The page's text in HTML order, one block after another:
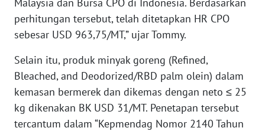
perhitungan tersebut, telah ditetapkan HR CPO
sebesar USD 963,75/MT,” ujar Tommy.
Selain itu, produk minyak goreng (Refined,
Bleached, and Deodorized/RBD palm olein) dalam
kemasan bermerek dan dikemas dengan neto ≤ 25
kg dikenakan BK USD 31/MT. Penetapan tersebut
tercantum dalam “Kepmendag Nomor 2140 Tahun
WN
SULBAR
WN
BABEL
WN
SUMBAR